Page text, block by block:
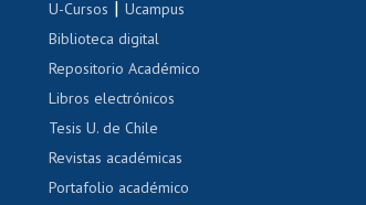
Cursos de español
Denuncias administrativas
U-Cursos |Ucampus
Biblioteca digital
Repositorio Académico
Libros electrónicos
Tesis U. de Chile
Revistas académicas
Portafolio académico